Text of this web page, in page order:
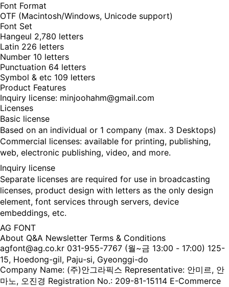
Font Format
OTF (Macintosh/Windows, Unicode support)
Font Set
Hangeul 2,780 letters
Latin 226 letters
Number 10 letters
Punctuation 64 letters
Symbol & etc 109 letters
Product Features
Inquiry license: minjoohahm@gmail.com
Licenses
Basic license
Based on an individual or 1 company (max. 3 Desktops)
Commercial licenses: available for printing, publishing,
web, electronic publishing, video, and more.
Inquiry license
Separate licenses are required for use in broadcasting
licenses, product design with letters as the only design
element, font services through servers, device
embeddings, etc.
AG FONT
About Q&A Newsletter Terms & Conditions
agfont@ag.co.kr 031-955-7767 (월~금 13:00 - 17:00) 125-
15, Hoedong-gil, Paju-si, Gyeonggi-do
Company Name: (주)안그라픽스 Representative: 안미르, 안
마노, 오진경 Registration No.: 209-81-15114 E-Commerce